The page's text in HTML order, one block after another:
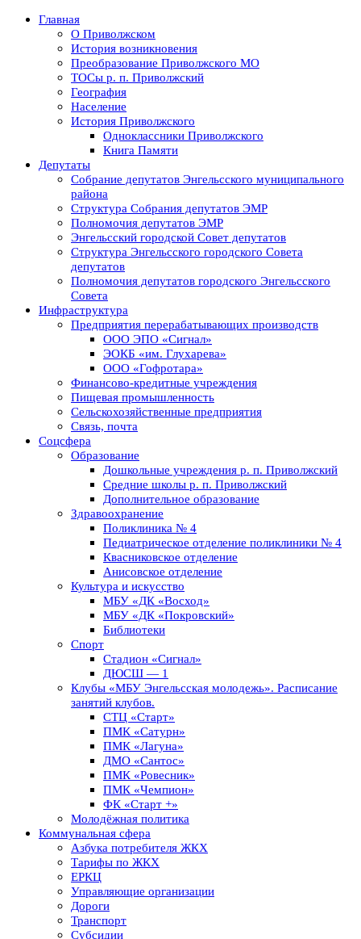
Главная
О Приволжском
История возникновения
Преобразование Приволжского МО
ТОСы р. п. Приволжский
География
Население
История Приволжского
Одноклассники Приволжского
Книга Памяти
Депутаты
Собрание депутатов Энгельсского муниципального
района
Структура Собрания депутатов ЭМР
Полномочия депутатов ЭМР
Энгельсский городской Совет депутатов
Структура Энгельсского городского Совета
депутатов
Полномочия депутатов городского Энгельсского
Совета
Инфраструктура
Предприятия перерабатывающих производств
ООО ЭПО «Сигнал»
ЭОКБ «им. Глухарева»
ООО «Гофротара»
Финансово-кредитные учреждения
Пищевая промышленность
Сельскохозяйственные предприятия
Связь, почта
Соцсфера
Образование
Дошкольные учреждения р. п. Приволжский
Средние школы р. п. Приволжский
Дополнительное образование
Здравоохранение
Поликлиника № 4
Педиатрическое отделение поликлиники № 4
Квасниковское отделение
Анисовское отделение
Культура и искусство
МБУ «ДК «Восход»
МБУ «ДК «Покровский»
Библиотеки
Спорт
Стадион «Сигнал»
ДЮСШ — 1
Клубы «МБУ Энгельсская молодежь». Расписание
занятий клубов.
СТЦ «Старт»
ПМК «Сатурн»
ПМК «Лагуна»
ДМО «Сантос»
ПМК «Ровесник»
ПМК «Чемпион»
ФК «Старт +»
Молодёжная политика
Коммунальная сфера
Азбука потребителя ЖКХ
Тарифы по ЖКХ
ЕРКЦ
Управляющие организации
Дороги
Транспорт
Субсидии